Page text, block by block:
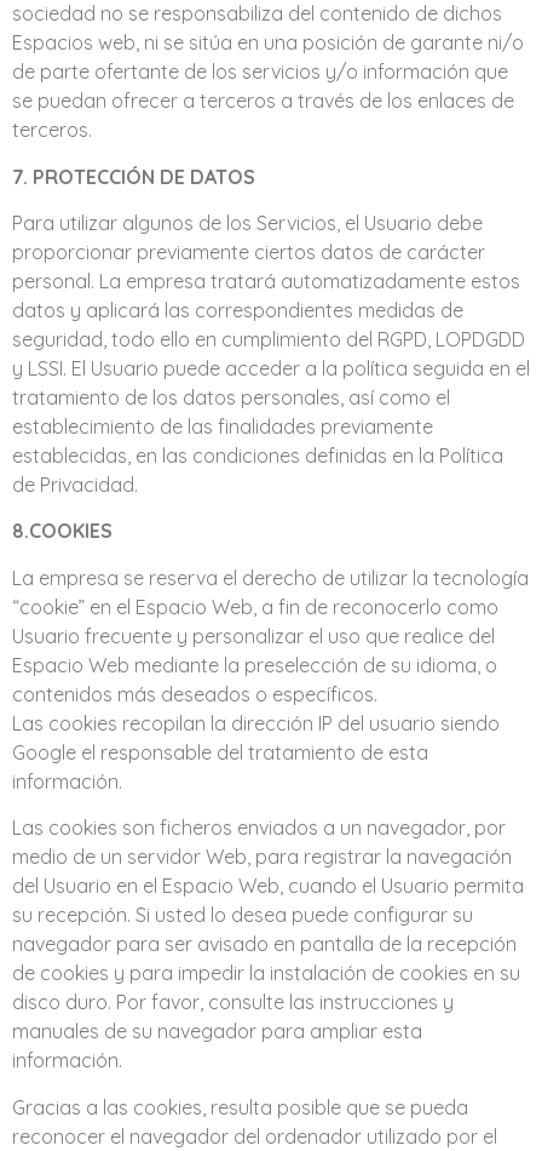
sociedad no se responsabiliza del contenido de dichos
Espacios web, ni se sitúa en una posición de garante ni/o
de parte ofertante de los servicios y/o información que
se puedan ofrecer a terceros a través de los enlaces de
terceros.
7. PROTECCIÓN DE DATOS
Para utilizar algunos de los Servicios, el Usuario debe
proporcionar previamente ciertos datos de carácter
personal. La empresa tratará automatizadamente estos
datos y aplicará las correspondientes medidas de
seguridad, todo ello en cumplimiento del RGPD, LOPDGDD
y LSSI. El Usuario puede acceder a la política seguida en el
tratamiento de los datos personales, así como el
establecimiento de las finalidades previamente
establecidas, en las condiciones definidas en la Política
de Privacidad.
8.COOKIES
La empresa se reserva el derecho de utilizar la tecnología
“cookie” en el Espacio Web, a fin de reconocerlo como
Usuario frecuente y personalizar el uso que realice del
Espacio Web mediante la preselección de su idioma, o
contenidos más deseados o específicos.
Las cookies recopilan la dirección IP del usuario siendo
Google el responsable del tratamiento de esta
información.
Las cookies son ficheros enviados a un navegador, por
medio de un servidor Web, para registrar la navegación
del Usuario en el Espacio Web, cuando el Usuario permita
su recepción. Si usted lo desea puede configurar su
navegador para ser avisado en pantalla de la recepción
de cookies y para impedir la instalación de cookies en su
disco duro. Por favor, consulte las instrucciones y
manuales de su navegador para ampliar esta
información.
Gracias a las cookies, resulta posible que se pueda
reconocer el navegador del ordenador utilizado por el